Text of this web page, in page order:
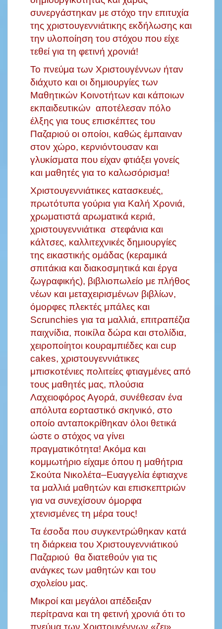
συνεργάστηκαν με στόχο την επιτυχία
της χριστουγεννιάτικης εκδήλωσης και
την υλοποίηση του στόχου που είχε
τεθεί για τη φετινή χρονιά!
Το πνεύμα των Χριστουγέννων ήταν
διάχυτο και οι δημιουργίες των
Μαθητικών Κοινοτήτων και κάποιων
εκπαιδευτικών αποτέλεσαν πόλο
έλξης για τους επισκέπτες του
Παζαριού οι οποίοι, καθώς έμπαιναν
στον χώρο, κερνιόντουσαν και
γλυκίσματα που είχαν φτιάξει γονείς
και μαθητές για το καλωσόρισμα!
Χριστουγεννιάτικες κατασκευές,
πρωτότυπα γούρια για Καλή Χρονιά,
χρωματιστά αρωματικά κεριά,
χριστουγεννιάτικα στεφάνια και
κάλτσες, καλλιτεχνικές δημιουργίες
της εικαστικής ομάδας (κεραμικά
σπιτάκια και διακοσμητικά και έργα
ζωγραφικής), βιβλιοπωλείο με πλήθος
νέων και μεταχειρισμένων βιβλίων,
όμορφες πλεκτές μπάλες και
Scrunchies για τα μαλλιά, επιτραπέζια
παιχνίδια, ποικίλα δώρα και στολίδια,
χειροποίητοι κουραμπιέδες και cup
cakes, χριστουγεννιάτικες
μπισκοτένιες πολιτείες φτιαγμένες από
τους μαθητές μας, πλούσια
Λαχειοφόρος Αγορά, συνέθεσαν ένα
απόλυτα εορταστικό σκηνικό, στο
οποίο ανταποκρίθηκαν όλοι θετικά
ώστε ο στόχος να γίνει
πραγματικότητα! Ακόμα και
κομμωτήριο είχαμε όπου η μαθήτρια
Σκούτα Νικολέτα–Ευαγγελία έφτιαχνε
τα μαλλιά μαθητών και επισκεπτριών
για να συνεχίσουν όμορφα
χτενισμένες τη μέρα τους!
Τα έσοδα που συγκεντρώθηκαν κατά
τη διάρκεια του Χριστουγεννιάτικού
Παζαριού θα διατεθούν για τις
ανάγκες των μαθητών και του
σχολείου μας.
Μικροί και μεγάλοι απέδειξαν
περίτρανα και τη φετινή χρονιά ότι το